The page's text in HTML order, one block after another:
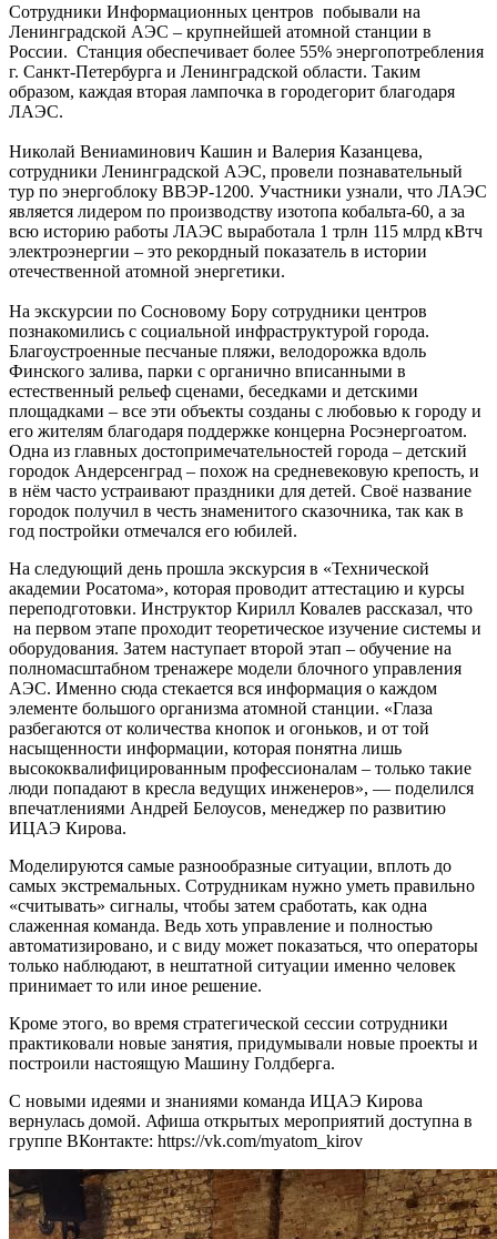
Сотрудники Информационных центров побывали на
Ленинградской АЭС – крупнейшей атомной станции в
России. Станция обеспечивает более 55% энергопотребления
г. Санкт-Петербурга и Ленинградской области. Таким
образом, каждая вторая лампочка в городегорит благодаря
ЛАЭС.
Николай Вениаминович Кашин и Валерия Казанцева,
сотрудники Ленинградской АЭС, провели познавательный
тур по энергоблоку ВВЭР-1200. Участники узнали, что ЛАЭС
является лидером по производству изотопа кобальта-60, а за
всю историю работы ЛАЭС выработала 1 трлн 115 млрд кВтч
электроэнергии – это рекордный показатель в истории
отечественной атомной энергетики.
На экскурсии по Сосновому Бору сотрудники центров
познакомились с социальной инфраструктурой города.
Благоустроенные песчаные пляжи, велодорожка вдоль
Финского залива, парки с органично вписанными в
естественный рельеф сценами, беседками и детскими
площадками – все эти объекты созданы с любовью к городу и
его жителям благодаря поддержке концерна Росэнергоатом.
Одна из главных достопримечательностей города – детский
городок Андерсенград – похож на средневековую крепость, и
в нём часто устраивают праздники для детей. Своё название
городок получил в честь знаменитого сказочника, так как в
год постройки отмечался его юбилей.
На следующий день прошла экскурсия в «Технической
академии Росатома», которая проводит аттестацию и курсы
переподготовки. Инструктор Кирилл Ковалев рассказал, что
на первом этапе проходит теоретическое изучение системы и
оборудования. Затем наступает второй этап – обучение на
полномасштабном тренажере модели блочного управления
АЭС. Именно сюда стекается вся информация о каждом
элементе большого организма атомной станции. «Глаза
разбегаются от количества кнопок и огоньков, и от той
насыщенности информации, которая понятна лишь
высококвалифицированным профессионалам – только такие
люди попадают в кресла ведущих инженеров», — поделился
впечатлениями Андрей Белоусов, менеджер по развитию
ИЦАЭ Кирова.
Моделируются самые разнообразные ситуации, вплоть до
самых экстремальных. Сотрудникам нужно уметь правильно
«считывать» сигналы, чтобы затем сработать, как одна
слаженная команда. Ведь хоть управление и полностью
автоматизировано, и с виду может показаться, что операторы
только наблюдают, в нештатной ситуации именно человек
принимает то или иное решение.
Кроме этого, во время стратегической сессии сотрудники
практиковали новые занятия, придумывали новые проекты и
построили настоящую Машину Голдберга.
С новыми идеями и знаниями команда ИЦАЭ Кирова
вернулась домой. Афиша открытых мероприятий доступна в
группе ВКонтакте: https://vk.com/myatom_kirov